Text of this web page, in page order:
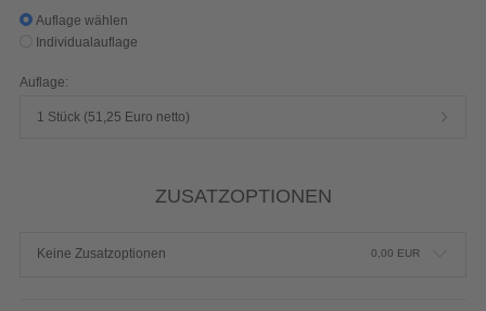
Auflage wählen
Individualauflage
Auflage:
1 Stück (51,25 Euro netto)
ZUSATZOPTIONEN
Keine Zusatzoptionen 0,00 EUR